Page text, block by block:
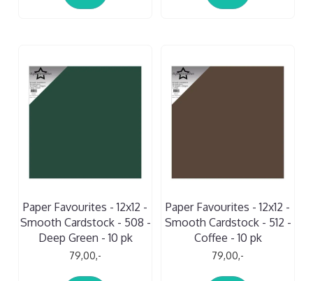
Paper Favourites - 12x12 -
Smooth Cardstock - 508 -
Deep Green - 10 pk
79,00,-
Paper Favourites - 12x12 -
Smooth Cardstock - 512 -
Coffee - 10 pk
79,00,-